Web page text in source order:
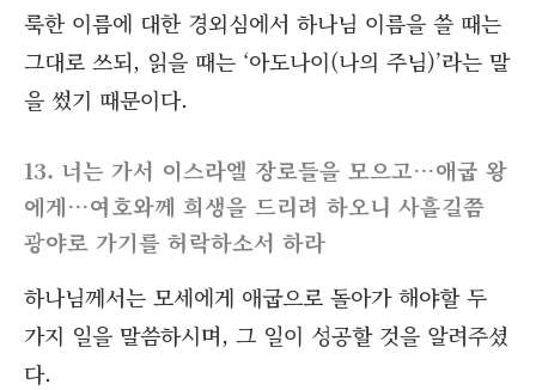
룩한 이름에 대한 경외심에서 하나님 이름을 쓸 때는
그대로 쓰되, 읽을 때는 ‘아도나이(나의 주님)’라는 말
을 썼기 때문이다.
13. 너는 가서 이스라엘 장로들을 모으고…애굽 왕
에게…여호와께 희생을 드리려 하오니 사흘길쯤
광야로 가기를 허락하소서 하라
하나님께서는 모세에게 애굽으로 돌아가 해야할 두
가지 일을 말씀하시며, 그 일이 성공할 것을 알려주셨
다.